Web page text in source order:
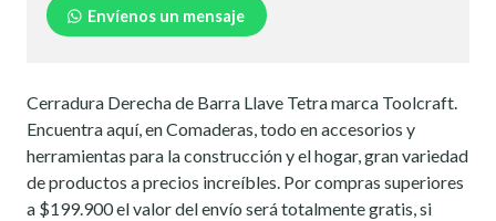
Envíenos un mensaje
Cerradura Derecha de Barra Llave Tetra marca Toolcraft.
Encuentra aquí, en Comaderas, todo en accesorios y
herramientas para la construcción y el hogar, gran variedad
de productos a precios increíbles. Por compras superiores
a $199.900 el valor del envío será totalmente gratis, si